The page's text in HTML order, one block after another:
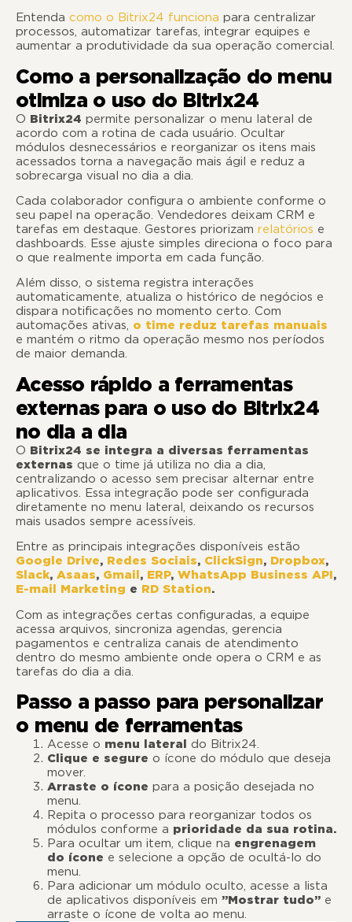
Entenda como o Bitrix24 funciona para centralizar
processos, automatizar tarefas, integrar equipes e
aumentar a produtividade da sua operação comercial.
Como a personalização do menu
otimiza o uso do Bitrix24
O Bitrix24 permite personalizar o menu lateral de
acordo com a rotina de cada usuário. Ocultar
módulos desnecessários e reorganizar os itens mais
acessados torna a navegação mais ágil e reduz a
sobrecarga visual no dia a dia.
Cada colaborador configura o ambiente conforme o
seu papel na operação. Vendedores deixam CRM e
tarefas em destaque. Gestores priorizam relatórios e
dashboards. Esse ajuste simples direciona o foco para
o que realmente importa em cada função.
Além disso, o sistema registra interações
automaticamente, atualiza o histórico de negócios e
dispara notificações no momento certo. Com
automações ativas, o time reduz tarefas manuais
e mantém o ritmo da operação mesmo nos períodos
de maior demanda.
Acesso rápido a ferramentas
externas para o uso do Bitrix24
no dia a dia
O Bitrix24 se integra a diversas ferramentas
externas que o time já utiliza no dia a dia,
centralizando o acesso sem precisar alternar entre
aplicativos. Essa integração pode ser configurada
diretamente no menu lateral, deixando os recursos
mais usados sempre acessíveis.
Entre as principais integrações disponíveis estão
Google Drive, Redes Sociais, ClickSign, Dropbox,
Slack, Asaas, Gmail, ERP, WhatsApp Business API,
E-mail Marketing e RD Station.
Com as integrações certas configuradas, a equipe
acessa arquivos, sincroniza agendas, gerencia
pagamentos e centraliza canais de atendimento
dentro do mesmo ambiente onde opera o CRM e as
tarefas do dia a dia.
Passo a passo para personalizar
o menu de ferramentas
Acesse o menu lateral do Bitrix24.
Clique e segure o ícone do módulo que deseja
mover.
Arraste o ícone para a posição desejada no
menu.
Repita o processo para reorganizar todos os
módulos conforme a prioridade da sua rotina.
Para ocultar um item, clique na engrenagem
do ícone e selecione a opção de ocultá-lo do
menu.
Para adicionar um módulo oculto, acesse a lista
de aplicativos disponíveis em ”Mostrar tudo” e
arraste o ícone de volta ao menu.